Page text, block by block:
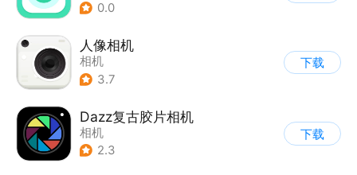
0.0
人像相机
相机
3.7
下载
Dazz复古胶片相机
相机
2.3
下载